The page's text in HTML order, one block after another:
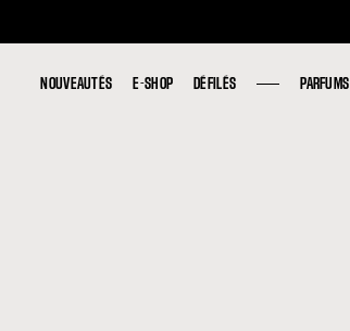
NOUVEAUTÉS E-SHOP DÉFILÉS PARFUMS
NOUVEAUTÉS E-SHOP DÉFILÉS PARFUMS